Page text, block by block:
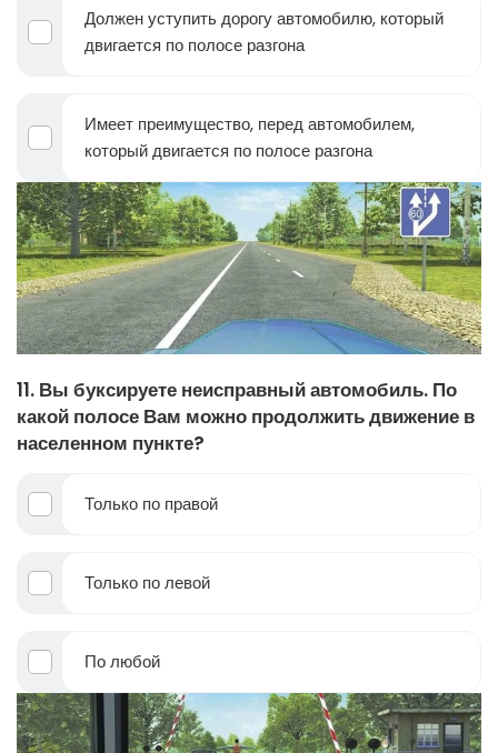
Должен уступить дорогу автомобилю, который
двигается по полосе разгона
Имеет преимущество, перед автомобилем,
который двигается по полосе разгона
11. Вы буксируете неисправный автомобиль. По
какой полосе Вам можно продолжить движение в
населенном пункте?
Только по правой
Только по левой
По любой